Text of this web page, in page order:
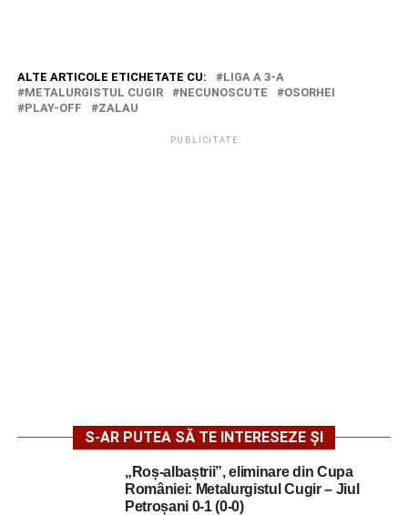
ALTE ARTICOLE ETICHETATE CU:
LIGA A 3-A
METALURGISTUL CUGIR
NECUNOSCUTE
OSORHEI
PLAY-OFF
ZALAU
PUBLICITATE
S-AR PUTEA SĂ TE INTERESEZE ȘI
„Roș-albaștrii”, eliminare din Cupa
României: Metalurgistul Cugir – Jiul
Petroșani 0-1 (0-0)